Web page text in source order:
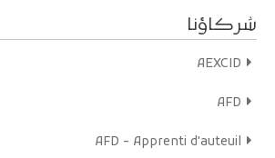
شركاؤنا
AEXCID
AFD
AFD - Apprenti d'auteuil
publique sur l’exclusion et les difficultés de